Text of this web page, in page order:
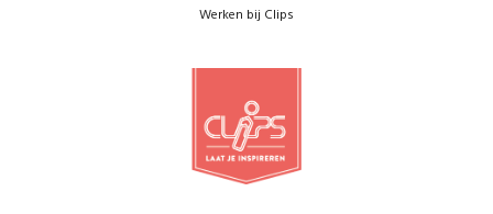
Werken bij Clips